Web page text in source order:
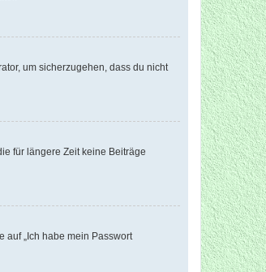
um sicherzugehen, dass du nicht
für längere Zeit keine Beiträge
auf „Ich habe mein Passwort